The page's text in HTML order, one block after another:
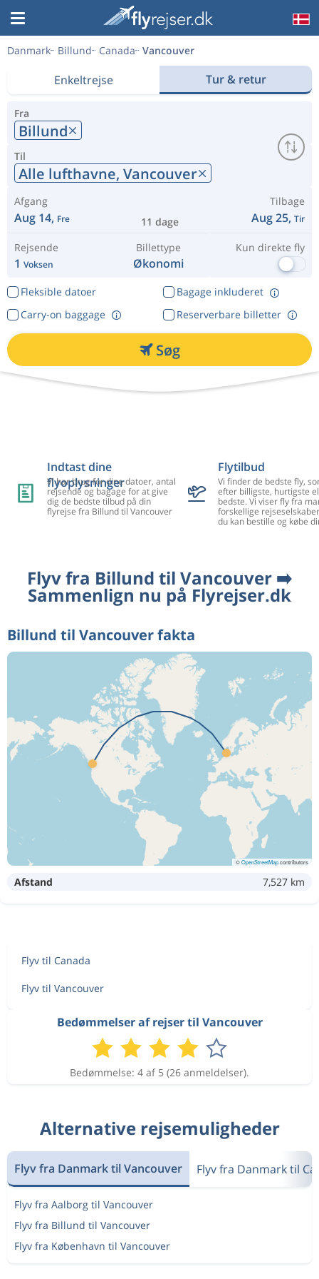
Danmark Billund Canada Vancouver
Enkeltrejse Tur & retur
Fra
Billund
Til
Alle lufthavne, Vancouver
Afgang
Aug 14, Fre 11 dage
Tilbage
Aug 25, Tir
Rejsende
1 Voksen
Billettype
Økonomi
Kun direkte fly
Fleksible datoer
Bagage inkluderet
Reserverbare billetter
Carry-on baggage
Søg
Indtast dine
flyoplysninger
Vi har brug for dine datoer, antal
rejsende og bagage for at give
dig de bedste tilbud på din
flyrejse fra Billund til Vancouver
Flytilbud
Vi finder de bedste fly,
efter billigste, hurtigste
bedste. Vi viser fly fra
forskellige
du kan bestille og købe
Flyv fra Billund til Vancouver ➡️
Sammenlign nu på Flyrejser.dk
Billund til Vancouver fakta
©OpenStreetMapcontributors
Afstand 7,527 km
Flyv til Canada
Flyv til Vancouver
Bedømmelser af rejser til Vancouver
Bedømmelse: 4 af 5 (26 anmeldelser).
Alternative rejsemuligheder
Flyv fra Danmark til Vancouver Flyv fra Danmark til
Flyv fra Aalborg til Vancouver
Flyv fra Billund til Vancouver
Flyv fra København til Vancouver